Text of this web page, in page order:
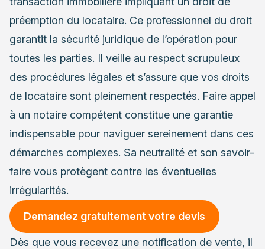
préemption du locataire. Ce professionnel du droit
garantit la sécurité juridique de l’opération pour
toutes les parties. Il veille au respect scrupuleux
des procédures légales et s’assure que vos droits
de locataire sont pleinement respectés. Faire appel
à un notaire compétent constitue une garantie
indispensable pour naviguer sereinement dans ces
démarches complexes. Sa neutralité et son savoir-
faire vous protègent contre les éventuelles
irrégularités.
Demandez gratuitement votre devis
Dès que vous recevez une notification de vente, il